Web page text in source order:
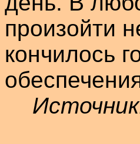
произойти
кончилось